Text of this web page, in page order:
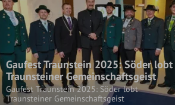
Gaufest Traunstein 2025: Söder lobt
Traunsteiner Gemeinschaftsgeist
Gaufest Traunstein 2025: Söder lobt
Traunsteiner Gemeinschaftsgeist